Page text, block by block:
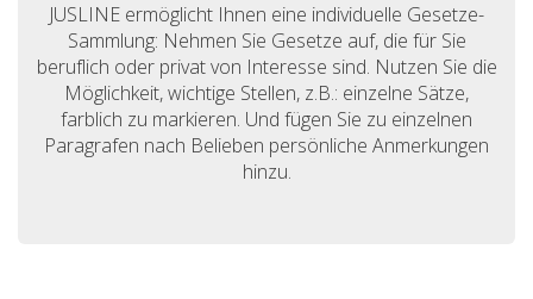
JUSLINE ermöglicht Ihnen eine individuelle Gesetze-
Sammlung: Nehmen Sie Gesetze auf, die für Sie
beruflich oder privat von Interesse sind. Nutzen Sie die
Möglichkeit, wichtige Stellen, z.B.: einzelne Sätze,
farblich zu markieren. Und fügen Sie zu einzelnen
Paragrafen nach Belieben persönliche Anmerkungen
hinzu.